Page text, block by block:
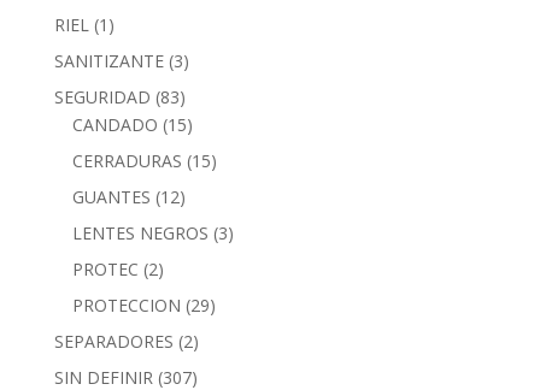
RIEL (1)
SANITIZANTE (3)
SEGURIDAD (83)
CANDADO (15)
CERRADURAS (15)
GUANTES (12)
LENTES NEGROS (3)
PROTEC (2)
PROTECCION (29)
SEPARADORES (2)
SIN DEFINIR (307)